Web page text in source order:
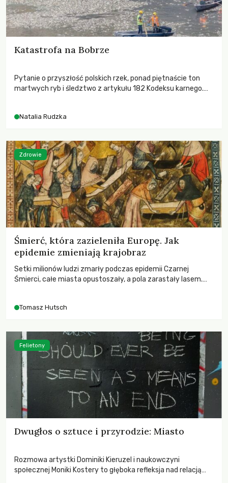
Katastrofa na Bobrze
Pytanie o przyszłość polskich rzek, ponad piętnaście ton
martwych ryb i śledztwo z artykułu 182 Kodeksu karnego.
zdarzeń prowadzących do biologicznej śmierci rzeki.
Natalia Rudzka
Śmierć, która zazieleniła Europę. Jak
epidemie zmieniają krajobraz
Setki milionów ludzi zmarły podczas epidemii Czarnej
Śmierci, całe miasta opustoszały, a pola zarastały lasem.
największych katastrof w swoich dziejach.
Tomasz Hutsch
Zdrowie
Dwugłos o sztuce i przyrodzie: Miasto
Rozmowa artystki Dominiki Kieruzel i naukowczyni
społecznej Moniki Kostery to głęboka refleksja nad relacją
Felietony